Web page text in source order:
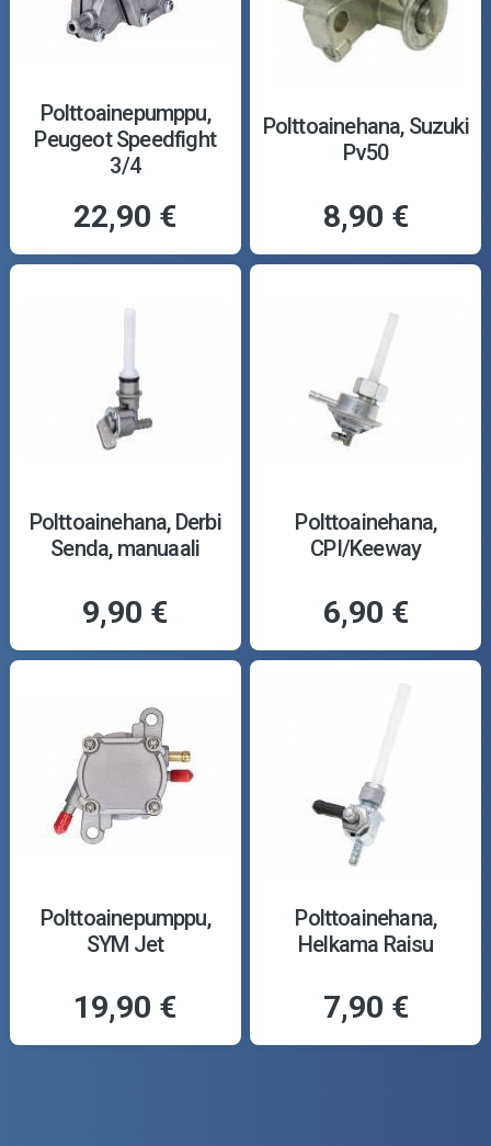
Polttoainepumppu,
Peugeot Speedfight
3/4
22,90 €
Polttoainehana, Suzuki
Pv50
8,90 €
Polttoainehana, Derbi
Senda, manuaali
9,90 €
Polttoainehana,
CPI/Keeway
6,90 €
Polttoainepumppu,
SYM Jet
19,90 €
Polttoainehana,
Helkama Raisu
7,90 €